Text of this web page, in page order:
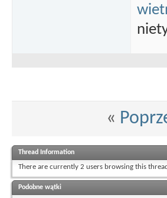
«
Thread Information
There are currently 2 users browsing this
Podobne wątki